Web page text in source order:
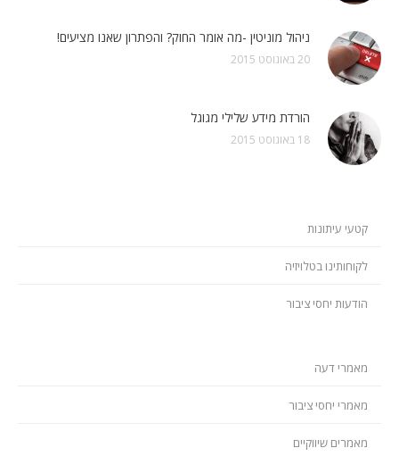
ניהול מוניטין -מה אומר החוק? והפתרון שאנו מציעים!
20 באוגוסט 2015
הורדת מידע שלילי מגוגל
18 באוגוסט 2015
קטעי עיתונות
לקוחותינו בטלויזיה
הודעות יחסי ציבור
מאמרי דעה
מאמרי יחסי ציבור
מאמרים שיווקיים